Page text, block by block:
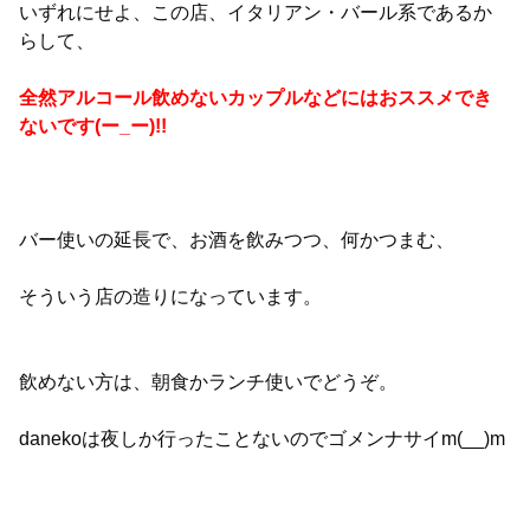
いずれにせよ、この店、イタリアン・バール系であるか
らして、
全然アルコール飲めないカップルなどにはおススメでき
ないです(ー_ー)!!
バー使いの延長で、お酒を飲みつつ、何かつまむ、
そういう店の造りになっています。
飲めない方は、朝食かランチ使いでどうぞ。
danekoは夜しか行ったことないのでゴメンナサイm(__)m